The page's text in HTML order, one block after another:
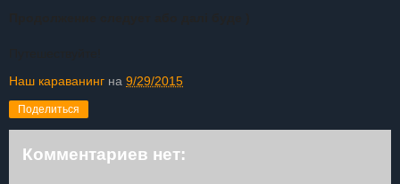
Наш караванинг на 9/29/2015
Поделиться
Комментариев нет: